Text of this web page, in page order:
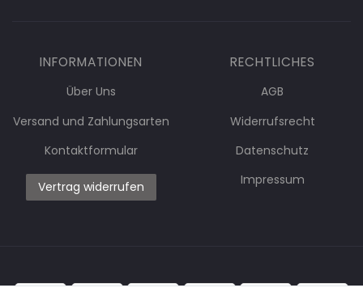
INFORMATIONEN
Über Uns
Versand und Zahlungsarten
Kontaktformular
Vertrag widerrufen
RECHTLICHES
AGB
Widerrufsrecht
Datenschutz
Impressum